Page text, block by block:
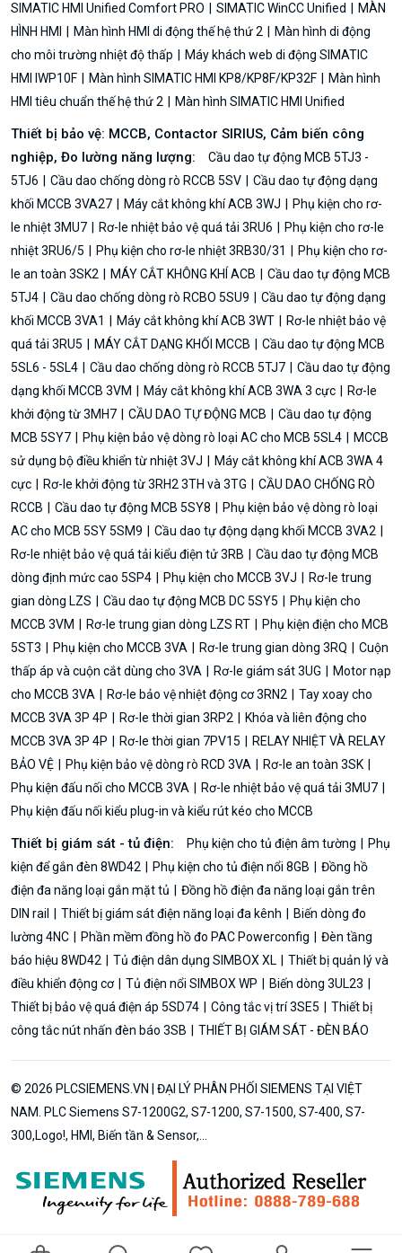
SIMATIC HMI Unified Comfort PRO
SIMATIC WinCC Unified
MÀN
HÌNH HMI
Màn hình HMI di động thế hệ thứ 2
Màn hình di động
cho môi trường nhiệt độ thấp
Máy khách web di động SIMATIC
HMI IWP10F
Màn hình SIMATIC HMI KP8/KP8F/KP32F
Màn hình
HMI tiêu chuẩn thế hệ thứ 2
Màn hình SIMATIC HMI Unified
Thiết bị bảo vệ: MCCB, Contactor SIRIUS, Cảm biến công
nghiệp, Đo lường năng lượng:
Cầu dao tự động MCB 5TJ3 -
5TJ6
Cầu dao chống dòng rò RCCB 5SV
Cầu dao tự động dạng
khối MCCB 3VA27
Máy cắt không khí ACB 3WJ
Phụ kiện cho rơ-
le nhiệt 3MU7
Rơ-le nhiệt bảo vệ quá tải 3RU6
Phụ kiện cho rơ-le
nhiệt 3RU6/5
Phụ kiện cho rơ-le nhiệt 3RB30/31
Phụ kiện cho rơ-
le an toàn 3SK2
MÁY CẮT KHÔNG KHÍ ACB
Cầu dao tự động MCB
5TJ4
Cầu dao chống dòng rò RCBO 5SU9
Cầu dao tự động dạng
khối MCCB 3VA1
Máy cắt không khí ACB 3WT
Rơ-le nhiệt bảo vệ
quá tải 3RU5
MÁY CẮT DẠNG KHỐI MCCB
Cầu dao tự động MCB
5SL6 - 5SL4
Cầu dao chống dòng rò RCCB 5TJ7
Cầu dao tự động
dạng khối MCCB 3VM
Máy cắt không khí ACB 3WA 3 cực
Rơ-le
khởi động từ 3MH7
CẦU DAO TỰ ĐỘNG MCB
Cầu dao tự động
MCB 5SY7
Phụ kiện bảo vệ dòng rò loại AC cho MCB 5SL4
MCCB
sử dụng bộ điều khiển từ nhiệt 3VJ
Máy cắt không khí ACB 3WA 4
cực
Rơ-le khởi động từ 3RH2 3TH và 3TG
CẦU DAO CHỐNG RÒ
RCCB
Cầu dao tự động MCB 5SY8
Phụ kiện bảo vệ dòng rò loại
AC cho MCB 5SY 5SM9
Cầu dao tự động dạng khối MCCB 3VA2
Rơ-le nhiệt bảo vệ quá tải kiểu điện tử 3RB
Cầu dao tự động MCB
dòng định mức cao 5SP4
Phụ kiện cho MCCB 3VJ
Rơ-le trung
gian dòng LZS
Cầu dao tự động MCB DC 5SY5
Phụ kiện cho
MCCB 3VM
Rơ-le trung gian dòng LZS RT
Phụ kiện điện cho MCB
5ST3
Phụ kiện cho MCCB 3VA Rơ-le trung gian dòng 3RQ
Cuộn
thấp áp và cuộn cắt dùng cho 3VA
Rơ-le giám sát 3UG
Motor nạp
cho MCCB 3VA
Rơ-le bảo vệ nhiệt động cơ 3RN2
Tay xoay cho
MCCB 3VA 3P 4P
Rơ-le thời gian 3RP2
Khóa và liên động cho
MCCB 3VA 3P 4P
Rơ-le thời gian 7PV15
RELAY NHIỆT VÀ RELAY
BẢO VỆ
Phụ kiện bảo vệ dòng rò RCD 3VA
Rơ-le an toàn 3SK
Phụ kiện đấu nối cho MCCB 3VA
Rơ-le nhiệt bảo vệ quá tải 3MU7
Phụ kiện đấu nối kiểu plug-in và kiểu rút kéo cho MCCB
Thiết bị giám sát - tủ điện: Phụ kiện cho tủ điện âm tường
Phụ
kiện để gắn đèn 8WD42
Phụ kiện cho tủ điện nổi 8GB
Đồng hồ
điện đa năng loại gắn mặt tủ
Đồng hồ điện đa năng loại gắn trên
DIN rail
Thiết bị giám sát điện năng loại đa kênh
Biến dòng đo
lường 4NC
Phần mềm đồng hồ đo PAC Powerconfig
Đèn tầng
báo hiệu 8WD42
Tủ điện dân dụng SIMBOX XL
Thiết bị quản lý và
điều khiển động cơ
Tủ điện nổi SIMBOX WP
Biến dòng 3UL23
Thiết bị bảo vệ quá điện áp 5SD74
Công tắc vị trí 3SE5
Thiết bị
công tắc nút nhấn đèn báo 3SB
THIẾT BỊ GIÁM SÁT - ĐÈN BÁO
© 2026 PLCSIEMENS.VN | ĐẠI LÝ PHÂN PHỐI SIEMENS TẠI VIỆT
NAM. PLC Siemens S7-1200G2, S7-1200, S7-1500, S7-400, S7-
300,Logo!, HMI, Biến tần & Sensor,...